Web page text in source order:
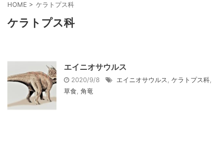
HOME > ケラトプス科
ケラトプス科
エイニオサウルス
2020/9/8 エイニオサウルス ケラトプス科
草食 角竜